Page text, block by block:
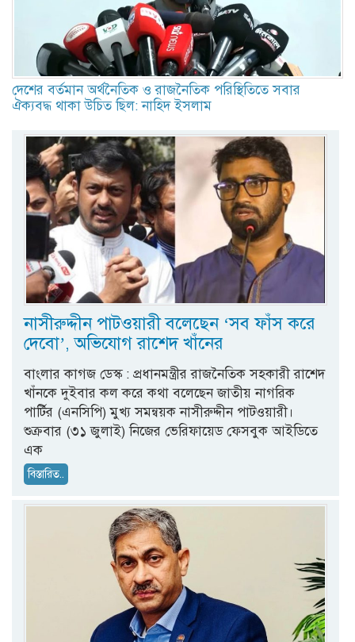
দেশের বর্তমান অর্থনৈতিক ও রাজনৈতিক পরিস্থিতিতে সবার
ঐক্যবদ্ধ থাকা উচিত ছিল: নাহিদ ইসলাম
নাসীরুদ্দীন পাটওয়ারী বলেছেন ‘সব ফাঁস করে
দেবো’, অভিযোগ রাশেদ খাঁনের
বাংলার কাগজ ডেস্ক : প্রধানমন্ত্রীর রাজনৈতিক সহকারী রাশেদ
খাঁনকে দুইবার কল করে কথা বলেছেন জাতীয় নাগরিক
পার্টির (এনসিপি) মুখ্য সমন্বয়ক নাসীরুদ্দীন পাটওয়ারী।
শুক্রবার (৩১ জুলাই) নিজের ভেরিফায়েড ফেসবুক আইডিতে
এক
বিস্তারিত..